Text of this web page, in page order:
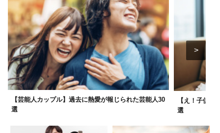
【芸能人カップル】過去に熱愛が報じられた芸能人30
選
【え！子供い
選